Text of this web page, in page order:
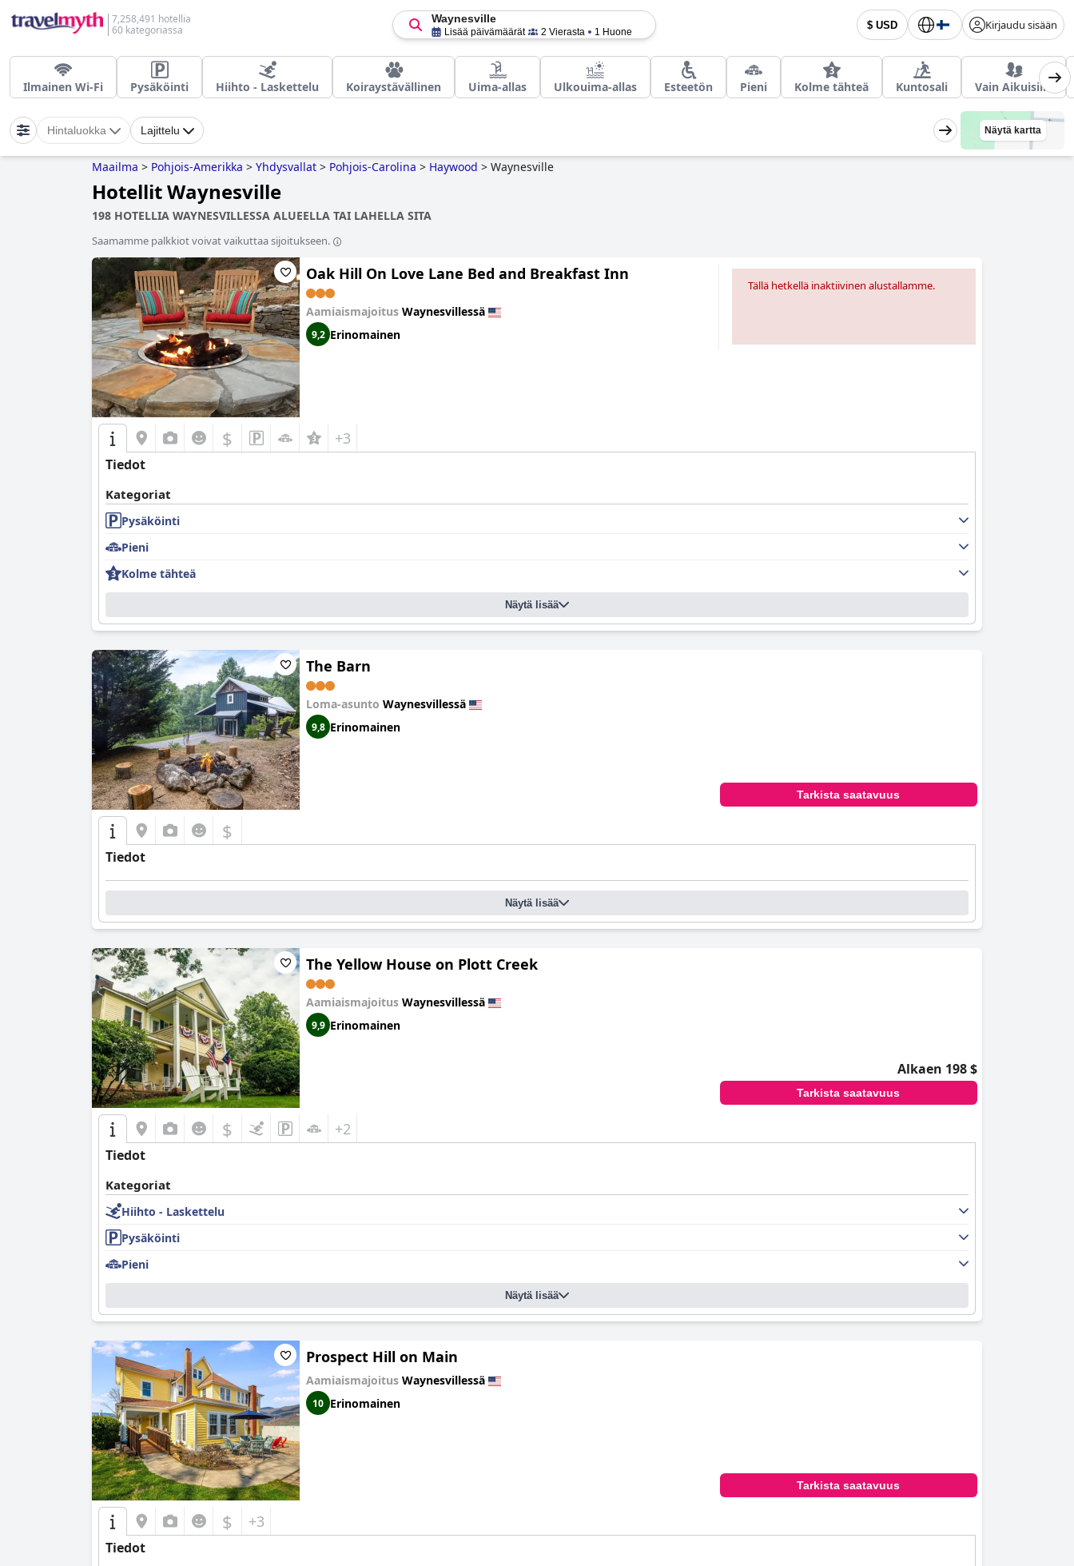
7,258,491 hotellia
60 kategoriassa
$ USD Kirjaudu sisään
Waynesville
Lisää päivämäärät 2 Vierasta 1 Huone
Ilmainen Wi-Fi Pysäköinti Hiihto - Laskettelu Koiraystävällinen Uima-allas Ulkouima-allas Esteetön Pieni Kolme tähteä Kuntosali Vain Aikuisille
Hintaluokka Lajittelu Näytä kartta
Maailma > Pohjois-Amerikka > Yhdysvallat > Pohjois-Carolina > Haywood > Waynesville
Hotellit Waynesville
198 HOTELLIA WAYNESVILLESSA ALUEELLA TAI LAHELLA SITA
Saamamme palkkiot voivat vaikuttaa sijoitukseen.
Oak Hill On Love Lane Bed and Breakfast Inn
Aamiaismajoitus Waynesvillessä
9,2 Erinomainen
Tällä hetkellä inaktiivinen alustallamme.
$ +3
Tiedot
Kategoriat
Pysäköinti
Pieni
Kolme tähteä
Näytä lisää
The Barn
Loma-asunto Waynesvillessä
9,8 Erinomainen
Tarkista saatavuus
$
Tiedot
Näytä lisää
The Yellow House on Plott Creek
Aamiaismajoitus Waynesvillessä
9,9 Erinomainen
Alkaen 198 $
Tarkista saatavuus
$ +2
Tiedot
Kategoriat
Hiihto - Laskettelu
Pysäköinti
Pieni
Näytä lisää
Prospect Hill on Main
Aamiaismajoitus Waynesvillessä
10 Erinomainen
Tarkista saatavuus
$ +3
Tiedot